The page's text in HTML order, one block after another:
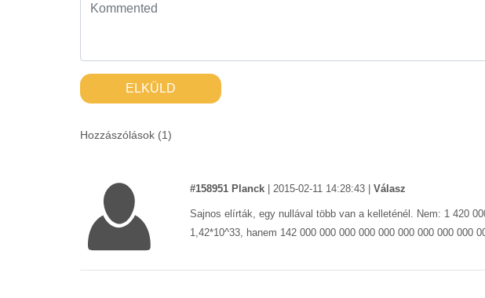
ELKÜLD
Hozzászólások (1)
#158951 Planck 2015-02-11 14:28:43 Válasz
Sajnos elírták, egy nullával több van a kelleténél. Nem: 1 420
1,42*10^33, hanem 142 000 000 000 000 000 000 000 000 000